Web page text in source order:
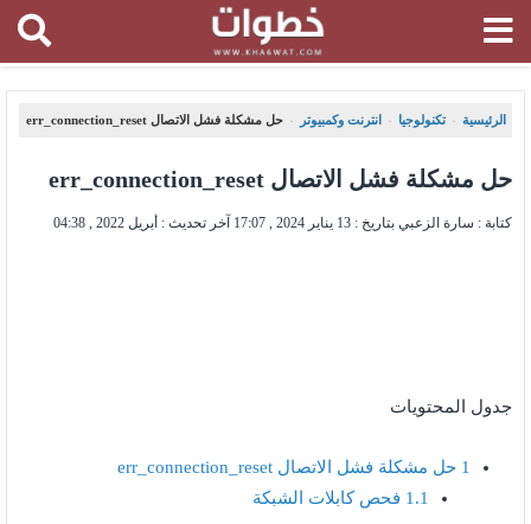
الرئيسية ، تكنولوجيا ، انترنت وكمبيوتر ، حل مشكلة فشل الاتصال err_connection_reset
حل مشكلة فشل الاتصال err_connection_reset
كتابة : سارة الزعبي بتاريخ : 13 يناير 2024 , 17:07 آخر تحديث : أبريل 2022 , 04:38
جدول المحتويات
1 حل مشكلة فشل الاتصال err_connection_reset
1.1 فحص كابلات الشبكة